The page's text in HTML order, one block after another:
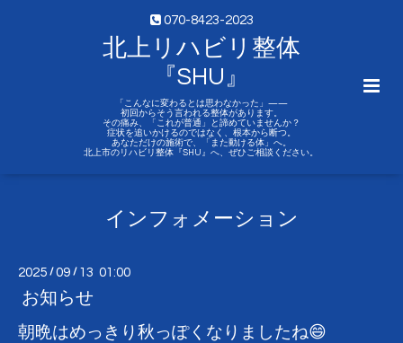
070-8423-2023
北上リハビリ整体
『SHU』
「こんなに変わるとは思わなかった」——
初回からそう言われる整体があります。
その痛み、「これが普通」と諦めていませんか？
症状を追いかけるのではなく、根本から断つ。
あなただけの施術で、「また動ける体」へ。
北上市のリハビリ整体『SHU』へ、ぜひご相談ください。
インフォメーション
2025 /09 / 13 01:00
お知らせ
朝晩はめっきり秋っぽくなりましたね😄